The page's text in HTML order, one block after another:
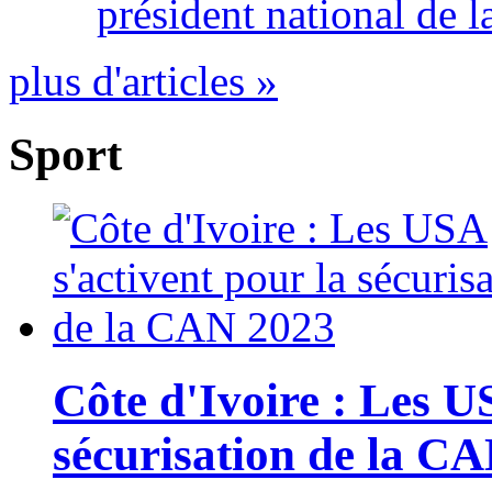
président national de
plus d'articles »
Sport
Côte d'Ivoire : Les
sécurisation de la